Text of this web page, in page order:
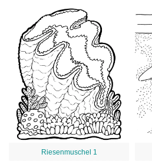
Riesenmuschel 1